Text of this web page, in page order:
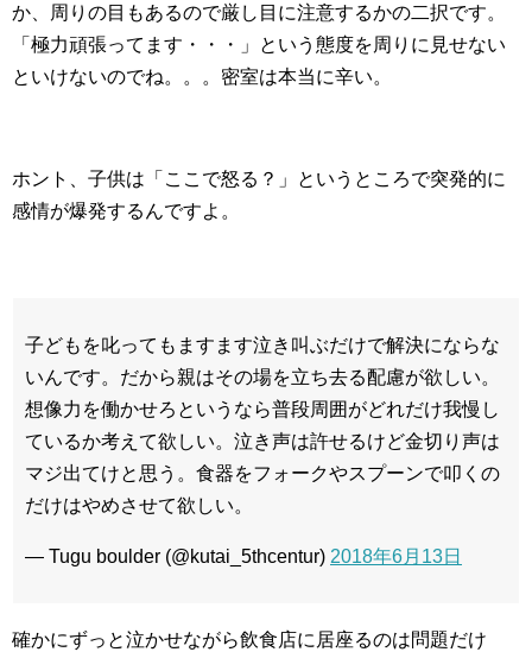
か、周りの目もあるので厳し目に注意するかの二択です。
「極力頑張ってます・・・」という態度を周りに見せない
といけないのでね。。。密室は本当に辛い。
ホント、子供は「ここで怒る？」というところで突発的に
感情が爆発するんですよ。
子どもを叱ってもますます泣き叫ぶだけで解決にならな
いんです。だから親はその場を立ち去る配慮が欲しい。
想像力を働かせろというなら普段周囲がどれだけ我慢し
ているか考えて欲しい。泣き声は許せるけど金切り声は
マジ出てけと思う。食器をフォークやスプーンで叩くの
だけはやめさせて欲しい。
— Tugu boulder (@kutai_5thcentur) 2018年6月13日
確かにずっと泣かせながら飲食店に居座るのは問題だけ